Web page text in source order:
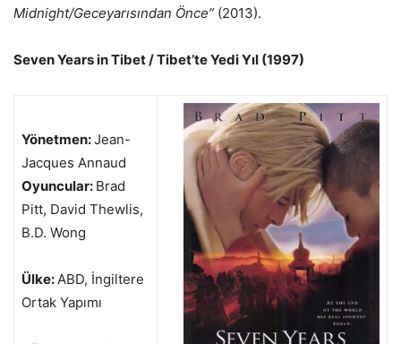
Midnight/Geceyarısından Önce” (2013).
Seven Years in Tibet / Tibet’te Yedi Yıl (1997)
Yönetmen:Jean-
Jacques Annaud
Oyuncular: Brad
Pitt, David Thewlis,
B.D. Wong
Ülke:ABD, İngiltere
Ortak Yapımı